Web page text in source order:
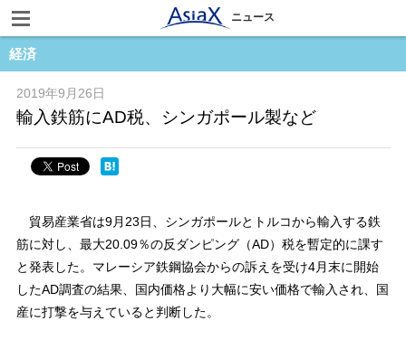
ニュース
経済
2019年9月26日
輸入鉄筋にAD税、シンガポール製など
貿易産業省は9月23日、シンガポールとトルコから輸入する鉄
筋に対し、最大20.09％の反ダンピング（AD）税を暫定的に課す
と発表した。マレーシア鉄鋼協会からの訴えを受け4月末に開始
したAD調査の結果、国内価格より大幅に安い価格で輸入され、国
産に打撃を与えていると判断した。